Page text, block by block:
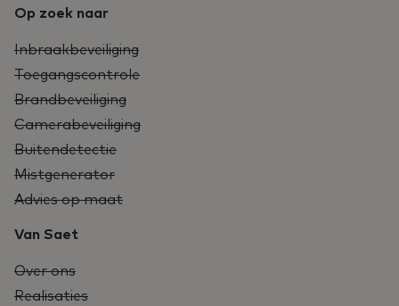
Op zoek naar
Inbraakbeveiliging
Toegangscontrole
Brandbeveiliging
Camerabeveiliging
Buitendetectie
Mistgenerator
Advies op maat
Van Saet
Over ons
Realisaties